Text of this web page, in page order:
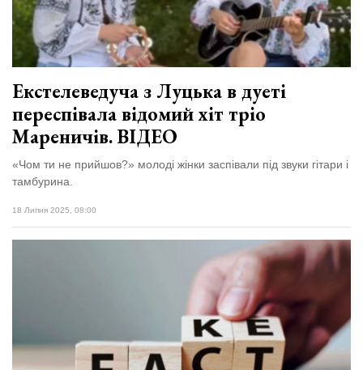
залишив у
Луцьку
три...
27 Липня 2026
673 переглядів
Персона
Лайф
Афіша
Екстелеведуча з Луцька в дуеті
переспівала відомий хіт тріо
Мареничів. ВІДЕО
«Чом ти не прийшов?» молоді жінки заспівали під звуки гітари і
тамбурина.
18 Липня 2025, 08:00